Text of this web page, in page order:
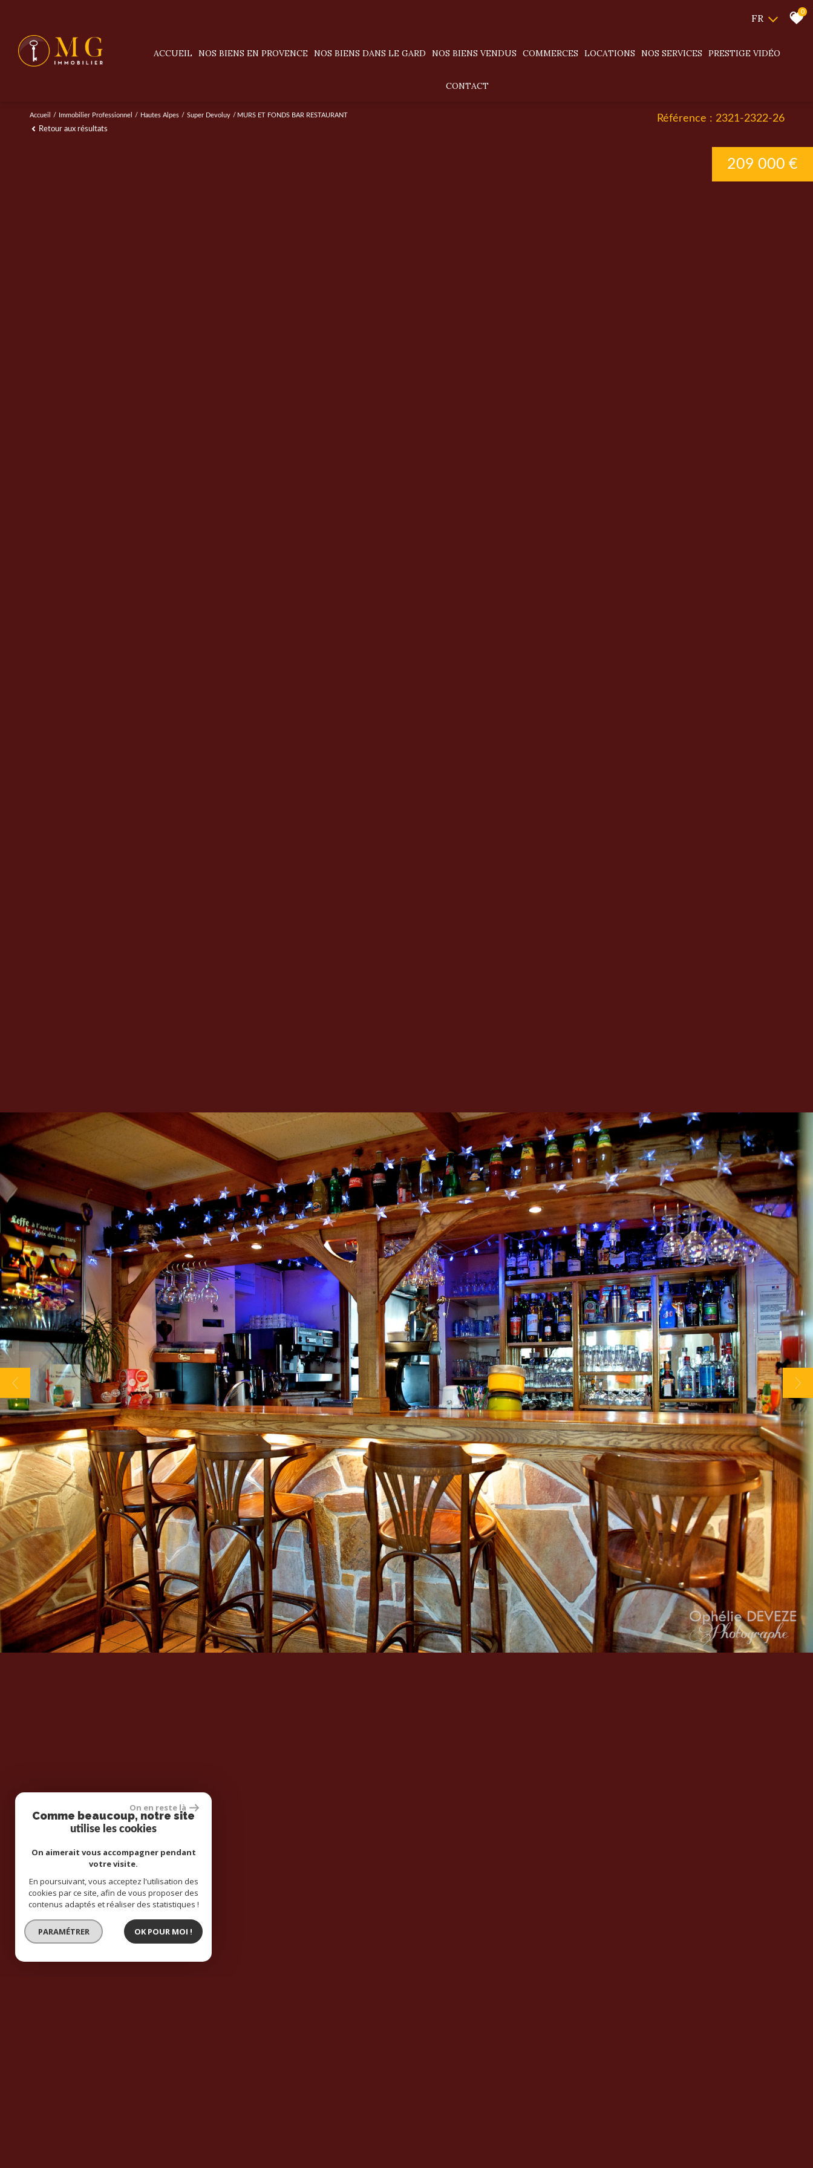
FR
0
ACCUEIL NOS BIENS EN PROVENCE
appartements
NOS BIENS DANS LE GARD
appartements
NOS BIENS VENDUS COMMERCES LOCATIONS NOS SERVICES PRESTIGE VIDÉO
CONTACT
Accueil Immobilier Professionnel Hautes Alpes Super Devoluy MURS ET FONDS BAR RESTAURANT
Retour aux résultats
Référence : 2321-2322-26
209 000 €
On en reste là
Comme beaucoup, notre site
utilise les cookies
On aimerait vous accompagner pendant
votre visite.
En poursuivant, vous acceptez l'utilisation des
cookies par ce site, afin de vous proposer des
contenus adaptés et réaliser des statistiques !
PARAMÉTRER OK POUR MOI !